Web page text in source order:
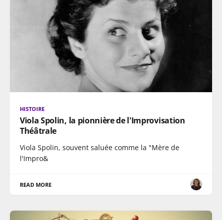
HISTOIRE
Viola Spolin, la pionnière de l'Improvisation
Théâtrale
Viola Spolin, souvent saluée comme la "Mère de
l'Impro&
READ MORE